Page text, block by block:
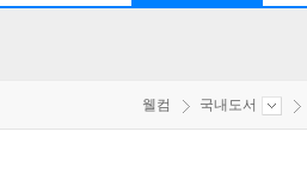
웰컴 국내도서